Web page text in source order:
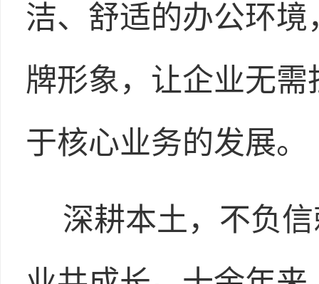
洁、舒适的办公环
牌形象，让企业无
于核心业务的发展。
深耕本土，不负